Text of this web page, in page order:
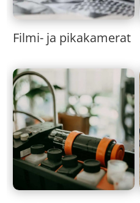
Filmi- ja pikakamerat